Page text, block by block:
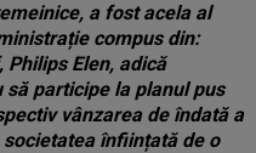
a fost acela al
compus din:
Philips Elen, adică
participe la planul pus
vânzarea de îndată a
înființată de o